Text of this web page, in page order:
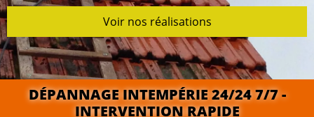
Voir nos réalisations
DÉPANNAGE INTEMPÉRIE 24/24 7/7 -
INTERVENTION RAPIDE